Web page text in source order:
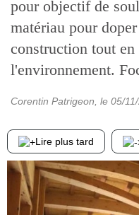
pour objectif de
matériau pour
construction tout en
l'environnement.
Corentin Patrigeon , le 05/
Lire plus tard